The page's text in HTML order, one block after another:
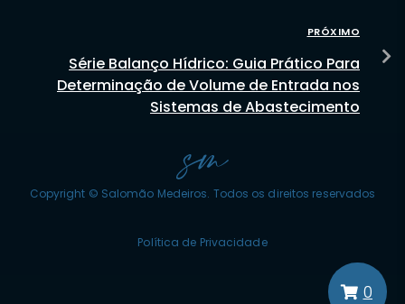
PRÓXIMO
Série Balanço Hídrico: Guia Prático Para
Determinação de Volume de Entrada nos
Sistemas de Abastecimento
Copyright © Salomão Medeiros. Todos os direitos reservados
Política de Privacidade
0